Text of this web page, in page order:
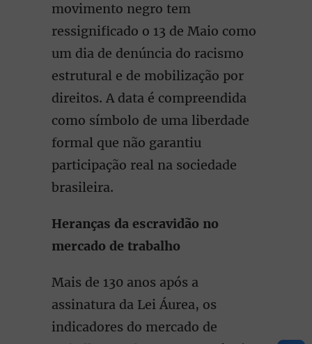
movimento negro tem
ressignificado o 13 de Maio como
um dia de denúncia do racismo
estrutural e de mobilização por
direitos. A data é compreendida
como símbolo de uma liberdade
formal que não garantiu
participação real na sociedade
brasileira.
Heranças da escravidão no
mercado de trabalho
Mais de 130 anos após a
assinatura da Lei Áurea, os
indicadores do mercado de